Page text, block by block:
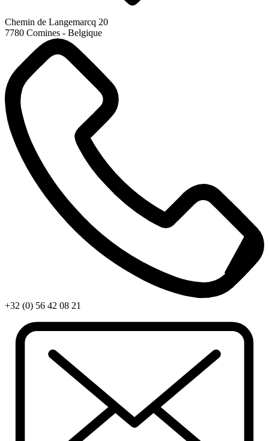
Chemin de Langemarcq 20
7780 Comines - Belgique
+32 (0) 56 42 08 21